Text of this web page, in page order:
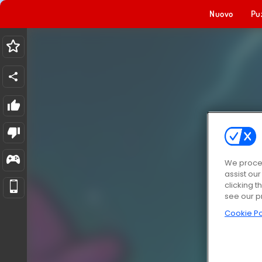
Nuovo
We
assist
clicking
see our
Cookie